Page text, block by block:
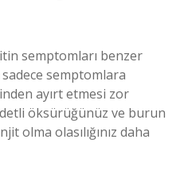
semptomları benzer
semptomlara
ayırt etmesi zor
öksürüğünüz ve burun
olma olasılığınız daha